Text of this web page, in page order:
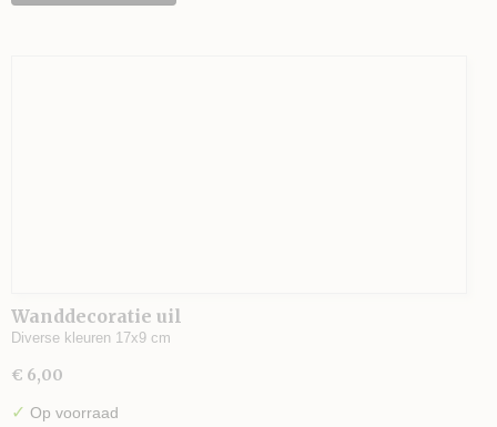
Wanddecoratie uil
Diverse kleuren 17x9 cm
€ 6,00
✓ Op voorraad